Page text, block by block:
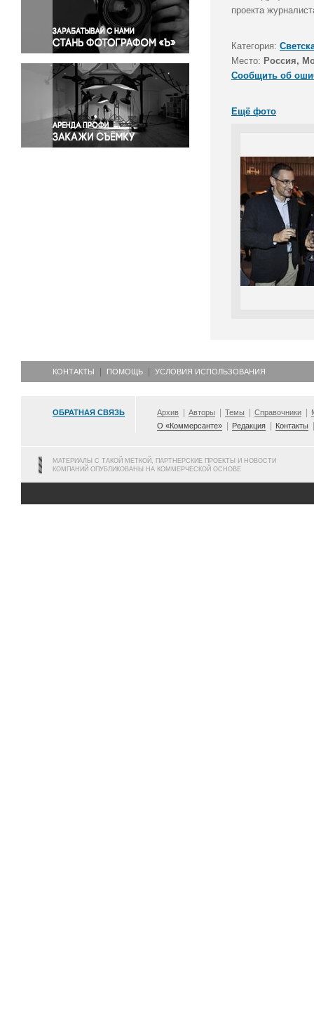
Правосудие
Происшествия и конфликты
Религия
Светская жизнь
Спорт
Экология
Экономика и бизнес
проекта
Категория:
Место: Россия,
Сообщить об
Ещё фото
КОНТАКТЫ ПОМОЩЬ УСЛОВИЯ ИСПОЛЬЗОВАНИЯ
ОБРАТНАЯ СВЯЗЬ Архив Авторы Темы Справочники
О «Коммерсанте»
Редакция Контакты
МАТЕРИАЛЫ С ТАКОЙ МЕТКОЙ, ПАРТНЕРСКИЕ ПРОЕКТЫ И НОВОСТИ
КОМПАНИЙ ОПУБЛИКОВАНЫ НА КОММЕРЧЕСКОЙ ОСНОВЕ